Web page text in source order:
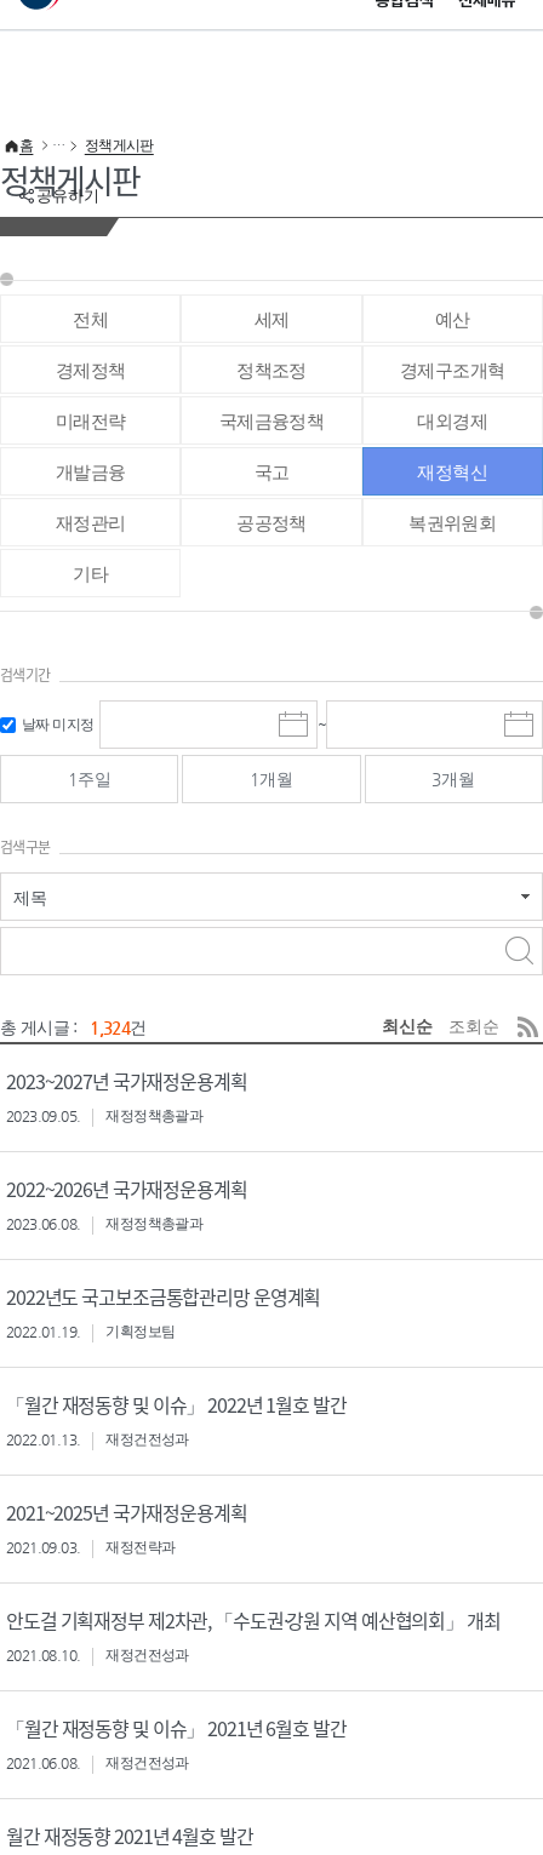
이 누리집은 대한민국 공식 전자정부 누리집입니다.
공유하기
홈 정책게시판
정책게시판
전체 세제 예산
경제정책 정책조정 경제구조개혁
미래전략 국제금융정책 대외경제
개발금융 국고 재정혁신
재정관리 공공정책 복권위원회
기타
검색기간
날짜 미지정
시
작
일
선
~
종
료
선
1주일 1개월 3개월
검색구분
제목
총 게시글 : 1,324건 최신순 조회순
2023~2027년 국가재정운용계획
2023.09.05. 재정정책총괄과
2022~2026년 국가재정운용계획
2023.06.08. 재정정책총괄과
2022년도 국고보조금통합관리망 운영계획
2022.01.19. 기획정보팀
「월간 재정동향 및 이슈」 2022년 1월호 발간
2022.01.13. 재정건전성과
2021~2025년 국가재정운용계획
2021.09.03. 재정전략과
안도걸 기획재정부 제2차관, 「수도권·강원 지역 예산협의회」 개최
2021.08.10. 재정건전성과
「월간 재정동향 및 이슈」 2021년 6월호 발간
2021.06.08. 재정건전성과
월간 재정동향 2021년 4월호 발간